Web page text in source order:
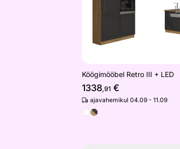
Köögimööbel Retro III + LED
1338,91 €
ajavahemikul 04.09 - 11.09